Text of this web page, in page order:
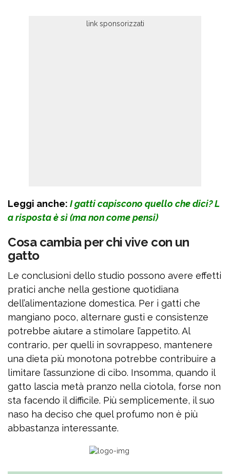
Leggi anche: I gatti capiscono quello che dici? L
a risposta è sì (ma non come pensi)
Cosa cambia per chi vive con un
gatto
Le conclusioni dello studio possono avere effetti
pratici anche nella gestione quotidiana
dell’alimentazione domestica. Per i gatti che
mangiano poco, alternare gusti e consistenze
potrebbe aiutare a stimolare l’appetito. Al
contrario, per quelli in sovrappeso, mantenere
una dieta più monotona potrebbe contribuire a
limitare l’assunzione di cibo. Insomma, quando il
gatto lascia metà pranzo nella ciotola, forse non
sta facendo il difficile. Più semplicemente, il suo
naso ha deciso che quel profumo non è più
abbastanza interessante.